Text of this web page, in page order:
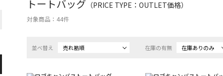
トートバッグ （PRICE TYPE：OUTLET価格）
対象商品： 44件
並べ替え 売れ筋順 在庫の有無 在庫ありのみ